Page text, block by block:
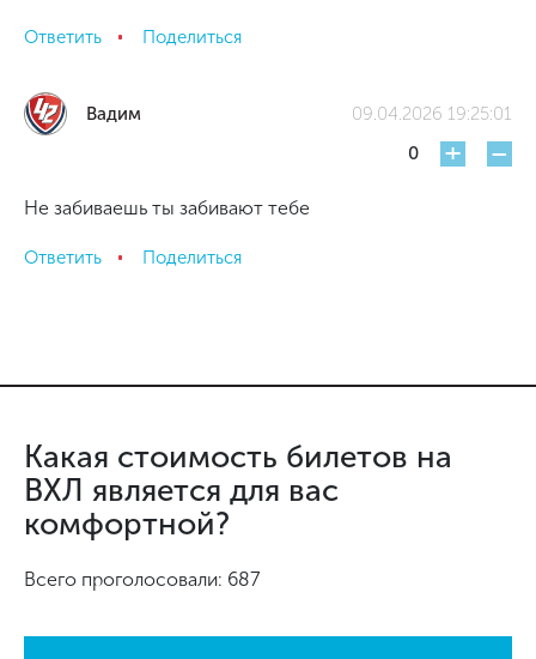
Ответить Поделиться
Вадим
09.04.2026 19:25:01
0
+ -
Не забиваешь ты забивают тебе
Ответить Поделиться
Какая стоимость билетов на
ВХЛ является для вас
комфортной?
Всего проголосовали: 687